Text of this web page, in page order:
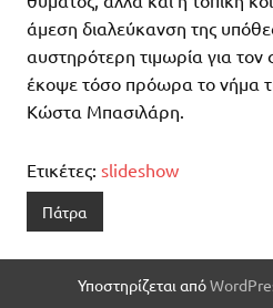
άμεση διαλεύκανση της
αυστηρότερη τιμωρία για
έκοψε τόσο πρόωρα το νήμα
Κώστα Μπασιλάρη.
Ετικέτες: slideshow
Πάτρα
Υποστηρίζεται από